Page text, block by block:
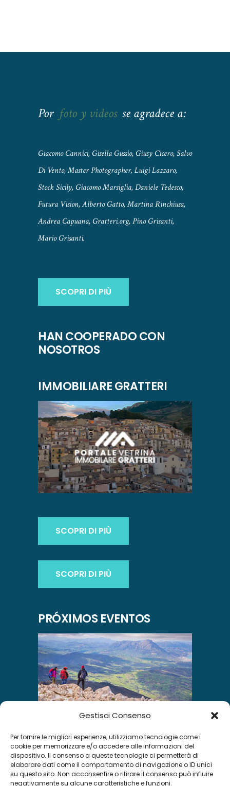
Gestisci Consenso
Per fornire le migliori esperienze, utilizziamo tecnologie come i
cookie per memorizzare e/o accedere alle informazioni del
dispositivo. Il consenso a queste tecnologie ci permetterà di
elaborare dati come il comportamento di navigazione o ID unici
su questo sito. Non acconsentire o ritirare il consenso può influire
negativamente su alcune caratteristiche e funzioni.
Por foto y videos se agradece a:
Giacomo Cannici, Gisella Gussio, Giusy Cicero, Salvo
Di Vento, Master Photographer, Luigi Lazzaro,
Stock Sicily, Giacomo Marsiglia, Daniele Tedesco,
Futura Vision, Alberto Gatto, Martina Rinchiusa,
Andrea Capuana, Gratteri.org, Pino Grisanti,
Mario Grisanti.
SCOPRI DI PIÙ
HAN COOPERADO CON
NOSOTROS
IMMOBILIARE GRATTERI
SCOPRI DI PIÙ
SCOPRI DI PIÙ
PRÓXIMOS EVENTOS
INSTAGRAM